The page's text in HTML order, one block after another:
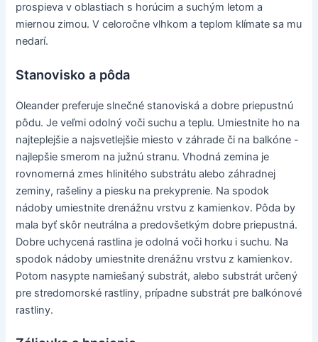
prospieva v oblastiach s horúcim a suchým letom a
miernou zimou. V celoročne vlhkom a teplom klímate sa mu
nedarí.
Stanovisko a pôda
Oleander preferuje slnečné stanoviská a dobre priepustnú
pôdu. Je veľmi odolný voči suchu a teplu. Umiestnite ho na
najteplejšie a najsvetlejšie miesto v záhrade či na balkóne -
najlepšie smerom na južnú stranu. Vhodná zemina je
rovnomerná zmes hlinitého substrátu alebo záhradnej
zeminy, rašeliny a piesku na prekyprenie. Na spodok
nádoby umiestnite drenážnu vrstvu z kamienkov. Pôda by
mala byť skôr neutrálna a predovšetkým dobre priepustná.
Dobre uchycená rastlina je odolná voči horku i suchu. Na
spodok nádoby umiestnite drenážnu vrstvu z kamienkov.
Potom nasypte namiešaný substrát, alebo substrát určený
pre stredomorské rastliny, prípadne substrát pre balkónové
rastliny.